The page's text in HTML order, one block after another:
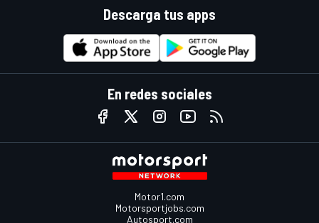
Descarga tus apps
En redes sociales
Motor1.com
Motorsportjobs.com
Autosport.com